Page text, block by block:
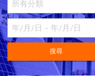
搜尋